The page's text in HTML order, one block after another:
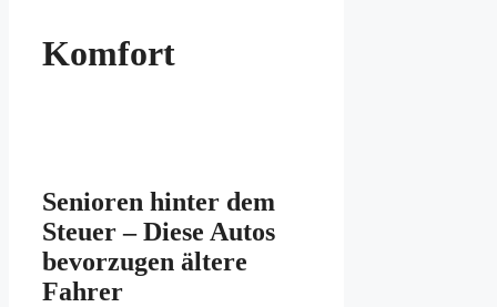
Komfort
Senioren hinter dem
Steuer – Diese Autos
bevorzugen ältere
Fahrer